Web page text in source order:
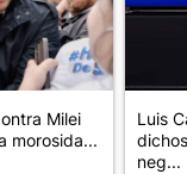
Milei
morosida...
Luis
neg...